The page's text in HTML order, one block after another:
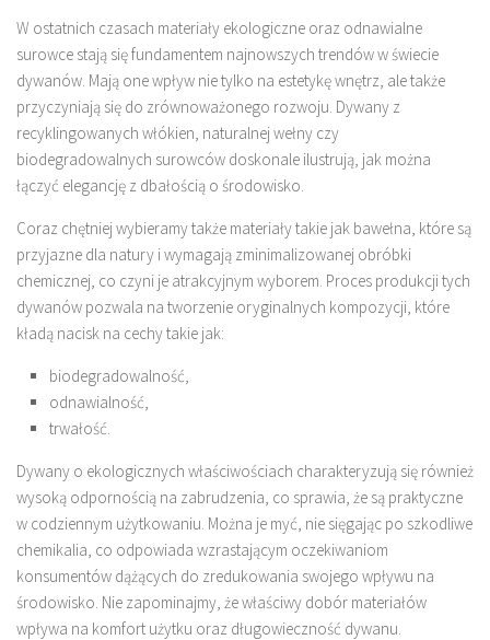
W ostatnich czasach materiały ekologiczne oraz odnawialne
surowce stają się fundamentem najnowszych trendów w świecie
dywanów. Mają one wpływ nie tylko na estetykę wnętrz, ale także
przyczyniają się do zrównoważonego rozwoju. Dywany z
recyklingowanych włókien, naturalnej wełny czy
biodegradowalnych surowców doskonale ilustrują, jak można
łączyć elegancję z dbałością o środowisko.
Coraz chętniej wybieramy także materiały takie jak bawełna, które są
przyjazne dla natury i wymagają zminimalizowanej obróbki
chemicznej, co czyni je atrakcyjnym wyborem. Proces produkcji tych
dywanów pozwala na tworzenie oryginalnych kompozycji, które
kładą nacisk na cechy takie jak:
biodegradowalność,
odnawialność,
trwałość.
Dywany o ekologicznych właściwościach charakteryzują się również
wysoką odpornością na zabrudzenia, co sprawia, że są praktyczne
w codziennym użytkowaniu. Można je myć, nie sięgając po szkodliwe
chemikalia, co odpowiada wzrastającym oczekiwaniom
konsumentów dążących do zredukowania swojego wpływu na
środowisko. Nie zapominajmy, że właściwy dobór materiałów
wpływa na komfort użytku oraz długowieczność dywanu.